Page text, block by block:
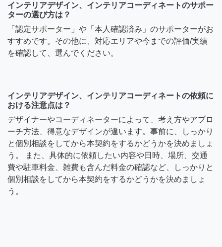
インテリアデザイン、インテリアコーディネートのサポー
ターの選び方は？
「認定サポーター」や「本人確認済み」のサポーターがお
すすめです。その他に、対応エリアや今までの評価/実績
を確認して、選んでください。
インテリアデザイン、インテリアコーディネートの依頼に
おける注意点は？
デザイナーやコーディネーターによって、考え方やアプロ
ーチ方法、得意なデザインが違います。事前に、しっかり
と個別相談をしてから本契約をするかどうかを決めましょ
う。 また、具体的に依頼したい内容や日時、場所、交通
費や駐車料金、雑費も含んだ料金の確認など、しっかりと
個別相談をしてから本契約をするかどうかを決めましょ
う。